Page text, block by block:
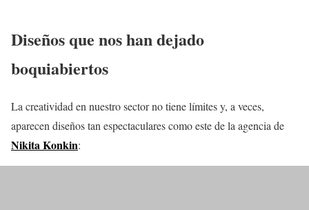
Diseños que nos han dejado
boquiabiertos
La creatividad en nuestro sector no tiene límites y, a veces,
aparecen diseños tan espectaculares como este de la agencia de
Nikita Konkin: